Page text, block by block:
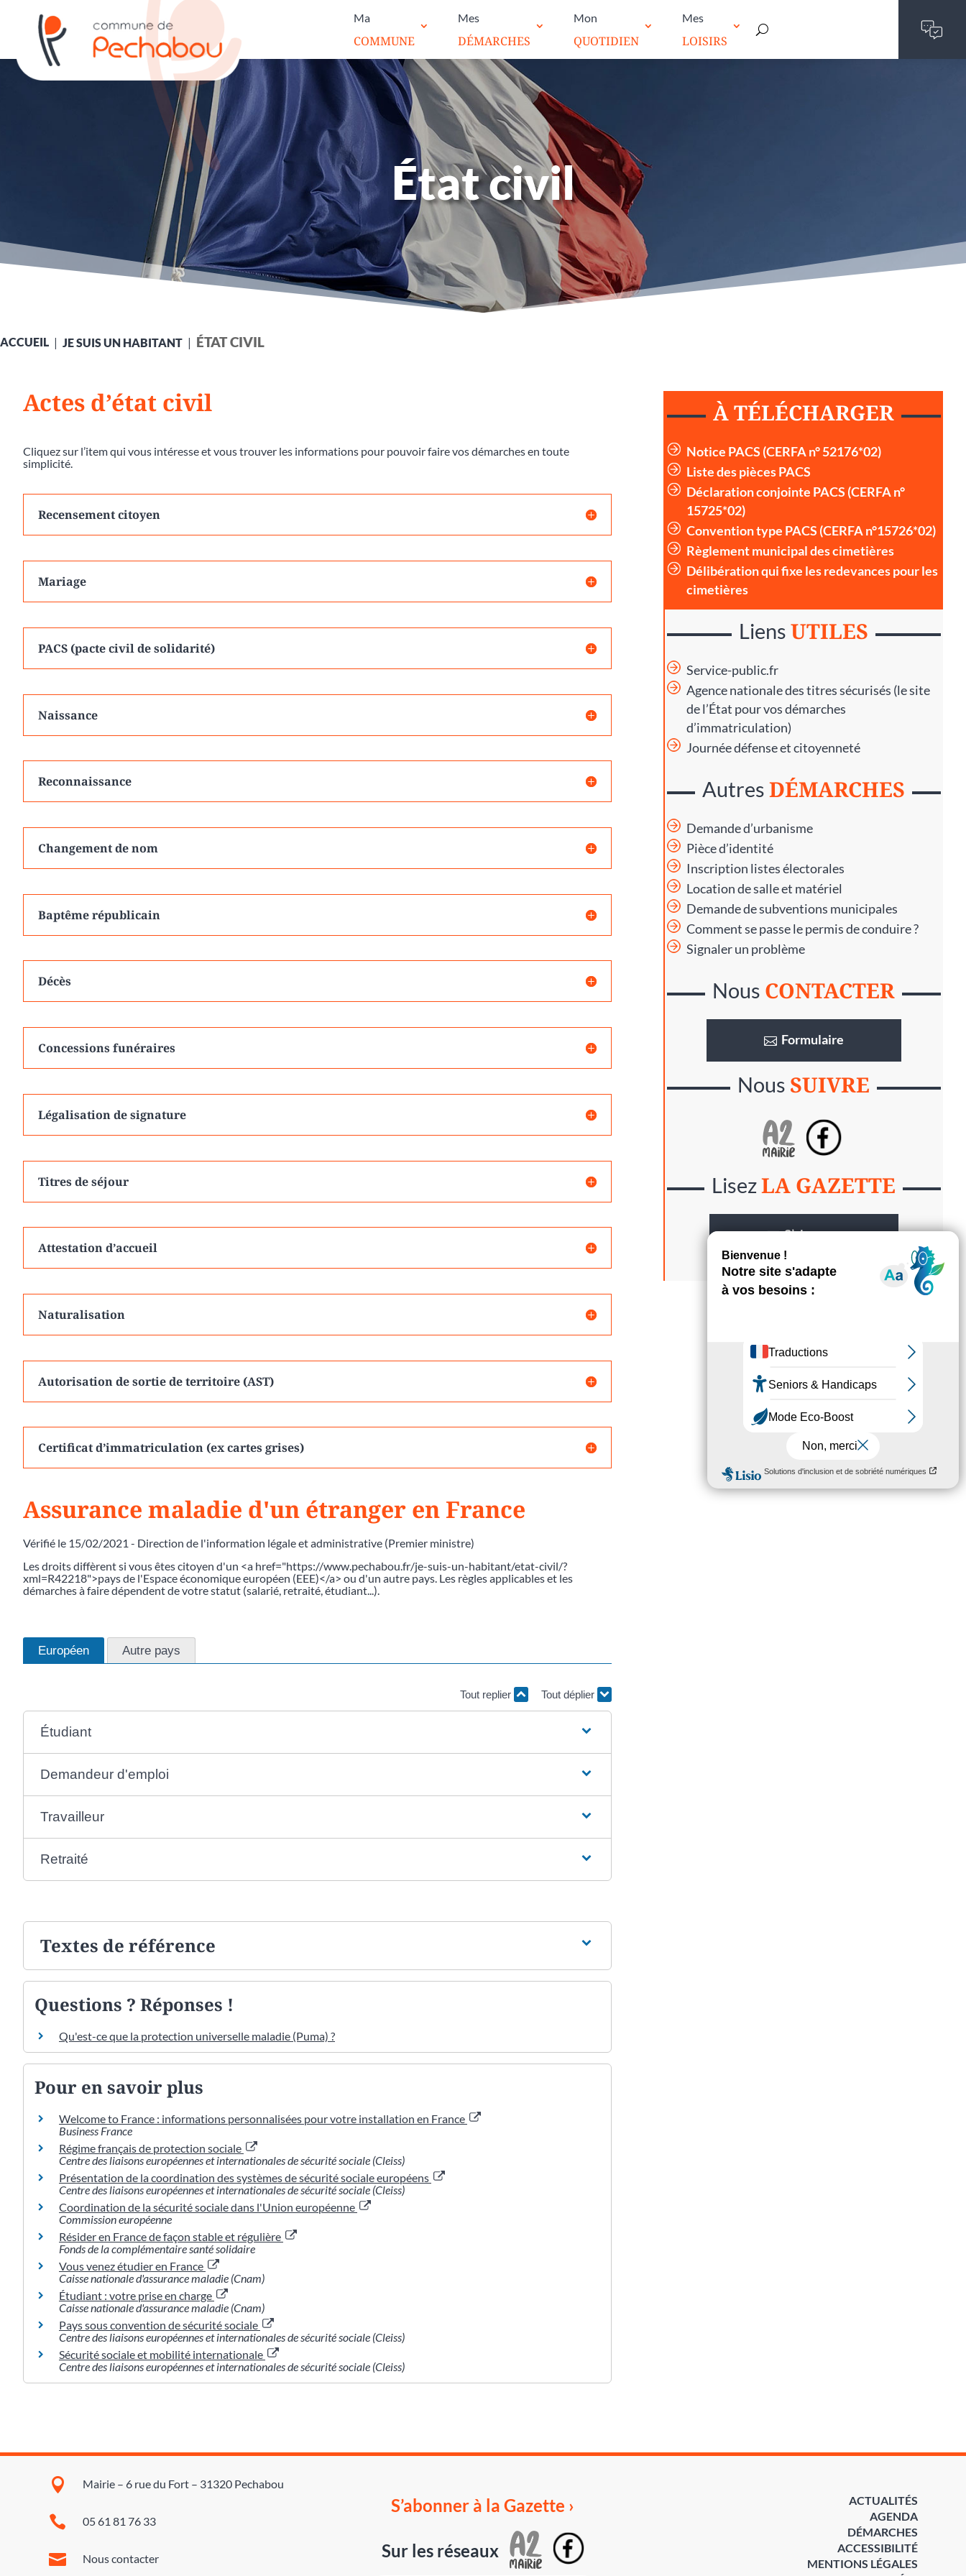
Ma
COMMUNE
Mes
DÉMARCHES
Mon
QUOTIDIEN
Mes
LOISIRS
État civil
ACCUEIL JE SUIS UN HABITANT ÉTAT CIVIL
Actes d’état civil
Cliquez sur l’item qui vous intéresse et vous trouver les informations pour pouvoir faire vos démarches en toute
simplicité.
Recensement citoyen
Mariage
PACS (pacte civil de solidarité)
Naissance
Reconnaissance
Changement de nom
Baptême républicain
Décès
Concessions funéraires
Légalisation de signature
Titres de séjour
Attestation d’accueil
Naturalisation
Autorisation de sortie de territoire (AST)
Certificat d’immatriculation (ex cartes grises)
Assurance maladie d'un étranger en France
Vérifié le 15/02/2021 - Direction de l'information légale et administrative (Premier ministre)
Les droits diffèrent si vous êtes citoyen d'un <a href="https://www.pechabou.fr/je-suis-un-habitant/etat-civil/?
xml=R42218">pays de l'Espace économique européen (EEE)</a> ou d'un autre pays. Les règles applicables et les
démarches à faire dépendent de votre statut (salarié, retraité, étudiant...).
Européen Autre pays
Tout replier Tout déplier
Étudiant
Demandeur d'emploi
Travailleur
Retraité
Textes de référence
Questions ? Réponses !
Qu'est-ce que la protection universelle maladie (Puma) ?
Pour en savoir plus
Welcome to France : informations personnalisées pour votre installation en France
Business France
Régime français de protection sociale
Centre des liaisons européennes et internationales de sécurité sociale (Cleiss)
Présentation de la coordination des systèmes de sécurité sociale européens
Centre des liaisons européennes et internationales de sécurité sociale (Cleiss)
Coordination de la sécurité sociale dans l'Union européenne
Commission européenne
Résider en France de façon stable et régulière
Fonds de la complémentaire santé solidaire
Vous venez étudier en France
Caisse nationale d'assurance maladie (Cnam)
Étudiant : votre prise en charge
Caisse nationale d'assurance maladie (Cnam)
Pays sous convention de sécurité sociale
Centre des liaisons européennes et internationales de sécurité sociale (Cleiss)
Sécurité sociale et mobilité internationale
Centre des liaisons européennes et internationales de sécurité sociale (Cleiss)
À TÉLÉCHARGER
Notice PACS (CERFA n° 52176*02)
Liste des pièces PACS
Déclaration conjointe PACS (CERFA n°
15725*02)
Convention type PACS (CERFA n°15726*02)
Règlement municipal des cimetières
Délibération qui fixe les redevances pour les
cimetières
LiensUTILES
Service-public.fr
Agence nationale des titres sécurisés (le site
de l’État pour vos démarches
d’immatriculation)
Journée défense et citoyenneté
AutresDÉMARCHES
Demande d’urbanisme
Pièce d’identité
Inscription listes électorales
Location de salle et matériel
Demande de subventions municipales
Comment se passe le permis de conduire ?
Signaler un problème
Nous CONTACTER
Formulaire
Nous SUIVRE
LisezLA GAZETTE
S’abonner
 Mairie – 6 rue du Fort – 31320 Pechabou
 05 61 81 76 33
 Nous contacter
S’abonner à la Gazette ›
Sur les réseaux
ACTUALITÉS
AGENDA
DÉMARCHES
ACCESSIBILITÉ
MENTIONS LÉGALES